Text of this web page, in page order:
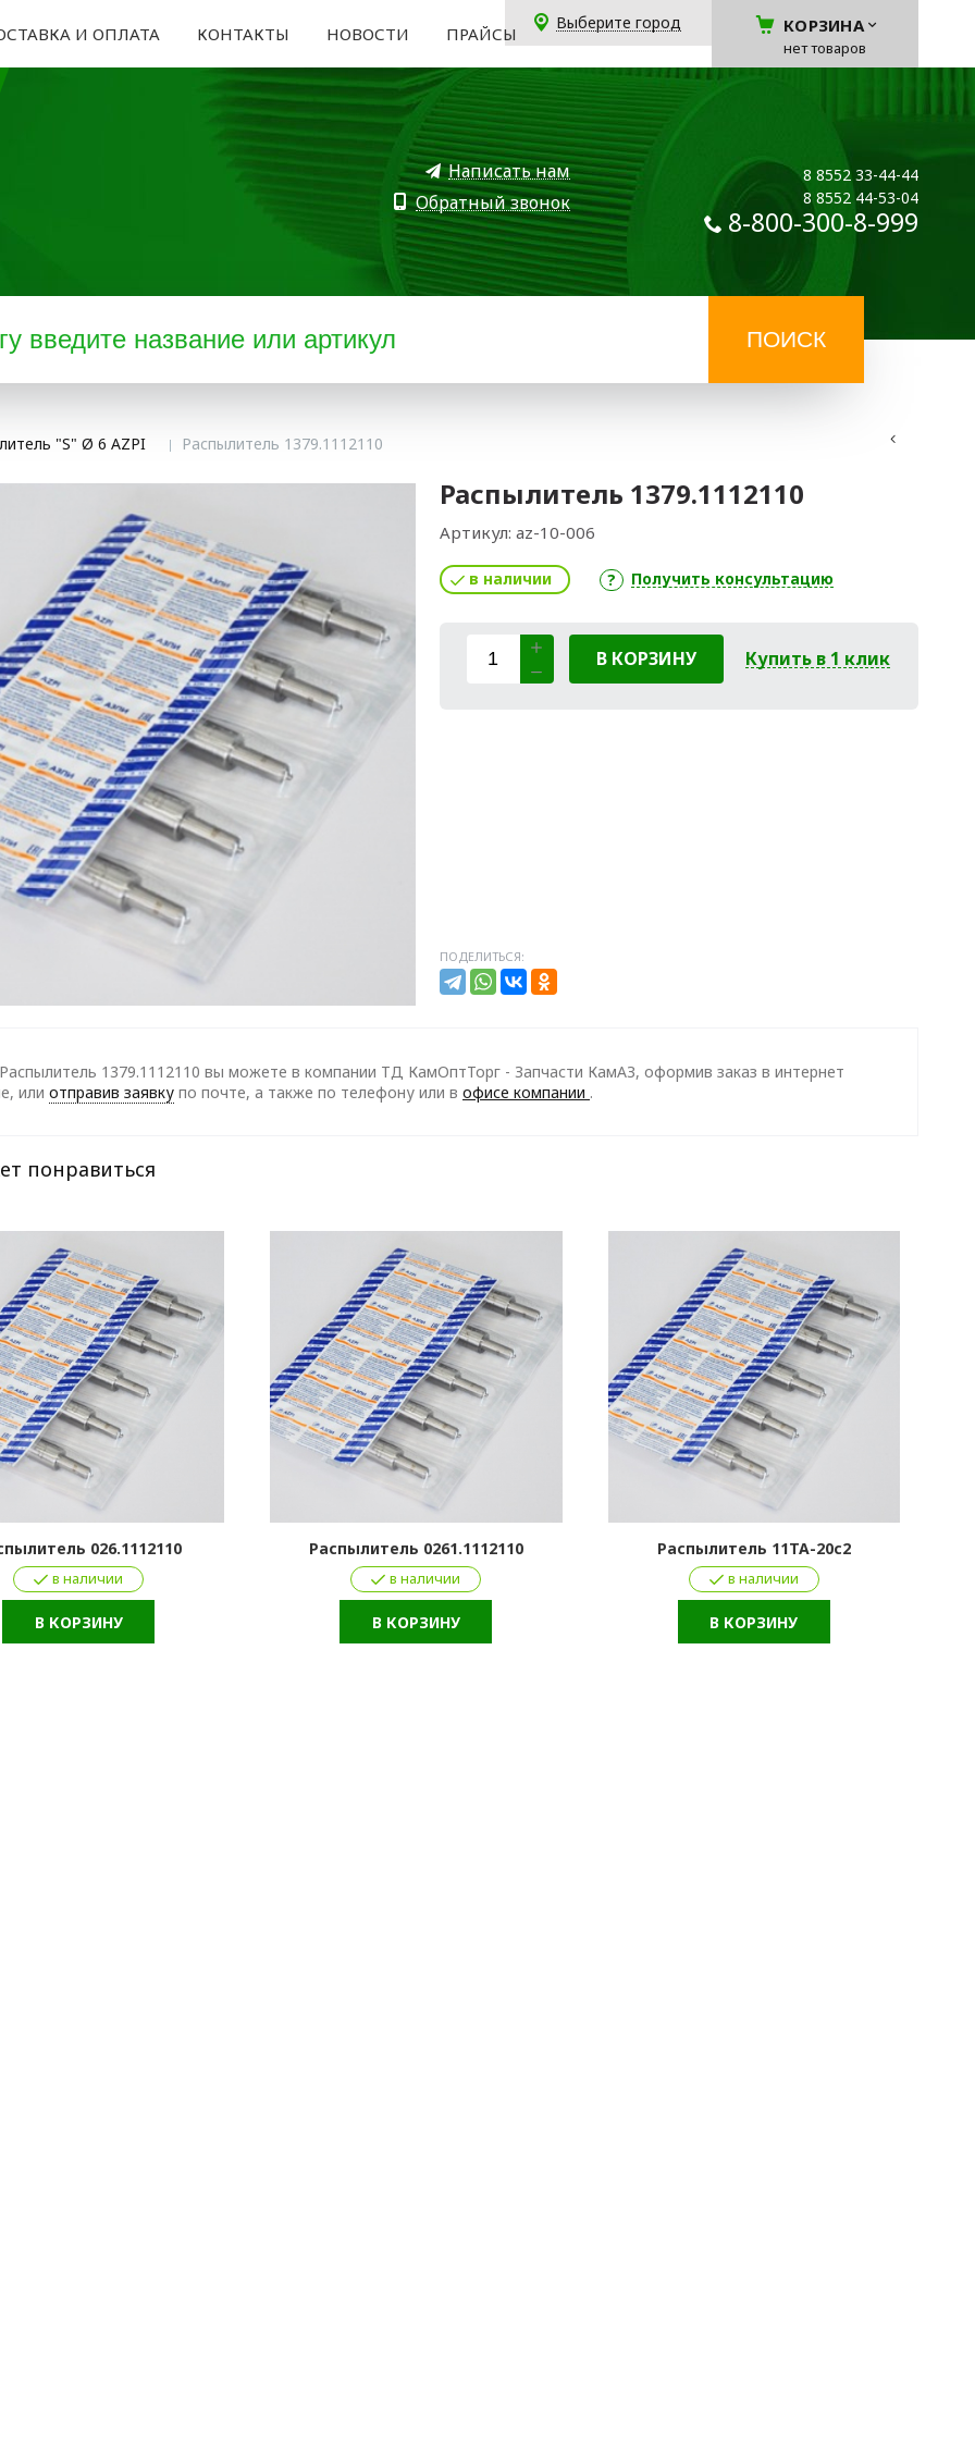
И ОПЛАТА КОНТАКТЫ НОВОСТИ ПРАЙСЫ
Выберите город КОРЗИНА
нет товаров
Написать нам
Обратный звонок
8 8552 33-44-44
8 8552 44-53-04
8-800-300-8-999
"S" Ø 6 AZPI Распылитель 1379.1112110
Распылитель 1379.1112110
Артикул: az-10-006
в наличии Получить консультацию
В КОРЗИНУ Купить в 1 клик
ПОДЕЛИТЬСЯ:
1379.1112110 вы можете в компании ТД КамОптТорг - Запчасти КамАЗ, оформив заказ в интернет
или отправив заявку по почте, а также по телефону или в офисе компании .
понравиться
026.1112110
в наличии
В КОРЗИНУ
Распылитель 0261.1112110
в наличии
В КОРЗИНУ
Распылитель 11ТА-20с2
в наличии
В КОРЗИНУ